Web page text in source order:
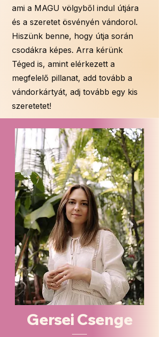
ami a MAGU völgyből indul útjára
és a szeretet ösvényén vándorol.
Hiszünk benne, hogy útja során
csodákra képes.​ Arra kérünk
Téged is, amint elérkezett a
megfelelő pillanat, add tovább a
vándorkártyát, adj tovább egy kis
szeretetet!
Gersei Csenge